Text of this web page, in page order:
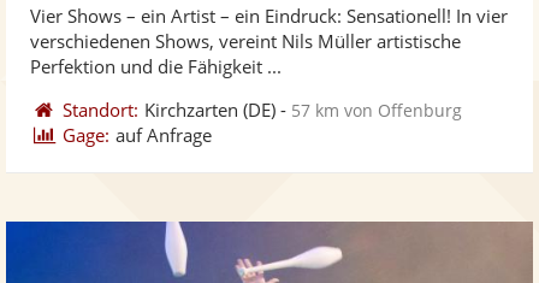
Fotos
5
Vier Shows – ein Artist – ein Eindruck: Sensationell! In vier
verschiedenen Shows, vereint Nils Müller artistische
Perfektion und die Fähigkeit ...
Standort: Kirchzarten (DE) - 57 km von Offenburg
Gage: auf Anfrage